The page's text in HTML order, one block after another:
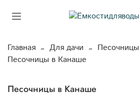
Главная Для дачи
Песочницы
Песочницы в Канаше
Песочницы в Канаше